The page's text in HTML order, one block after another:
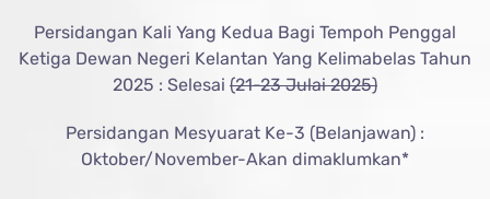
Persidangan Kali Yang Kedua Bagi Tempoh Penggal
Ketiga Dewan Negeri Kelantan Yang Kelimabelas Tahun
2025 : Selesai (21-23 Julai 2025)
Persidangan Mesyuarat Ke-3 (Belanjawan) :
Oktober/November-Akan dimaklumkan*